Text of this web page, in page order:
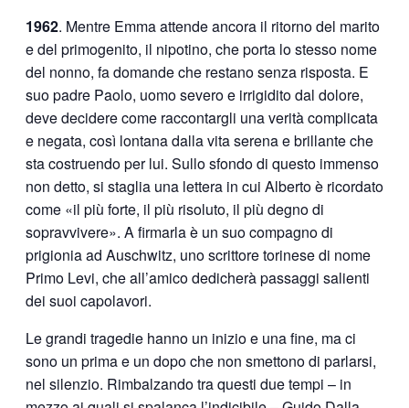
1962. Mentre Emma attende ancora il ritorno del marito
e del primogenito, il nipotino, che porta lo stesso nome
del nonno, fa domande che restano senza risposta. E
suo padre Paolo, uomo severo e irrigidito dal dolore,
deve decidere come raccontargli una verità complicata
e negata, così lontana dalla vita serena e brillante che
sta costruendo per lui. Sullo sfondo di questo immenso
non detto, si staglia una lettera in cui Alberto è ricordato
come «il più forte, il più risoluto, il più degno di
sopravvivere». A firmarla è un suo compagno di
prigionia ad Auschwitz, uno scrittore torinese di nome
Primo Levi, che all’amico dedicherà passaggi salienti
dei suoi capolavori.
Le grandi tragedie hanno un inizio e una fine, ma ci
sono un prima e un dopo che non smettono di parlarsi,
nel silenzio. Rimbalzando tra questi due tempi – in